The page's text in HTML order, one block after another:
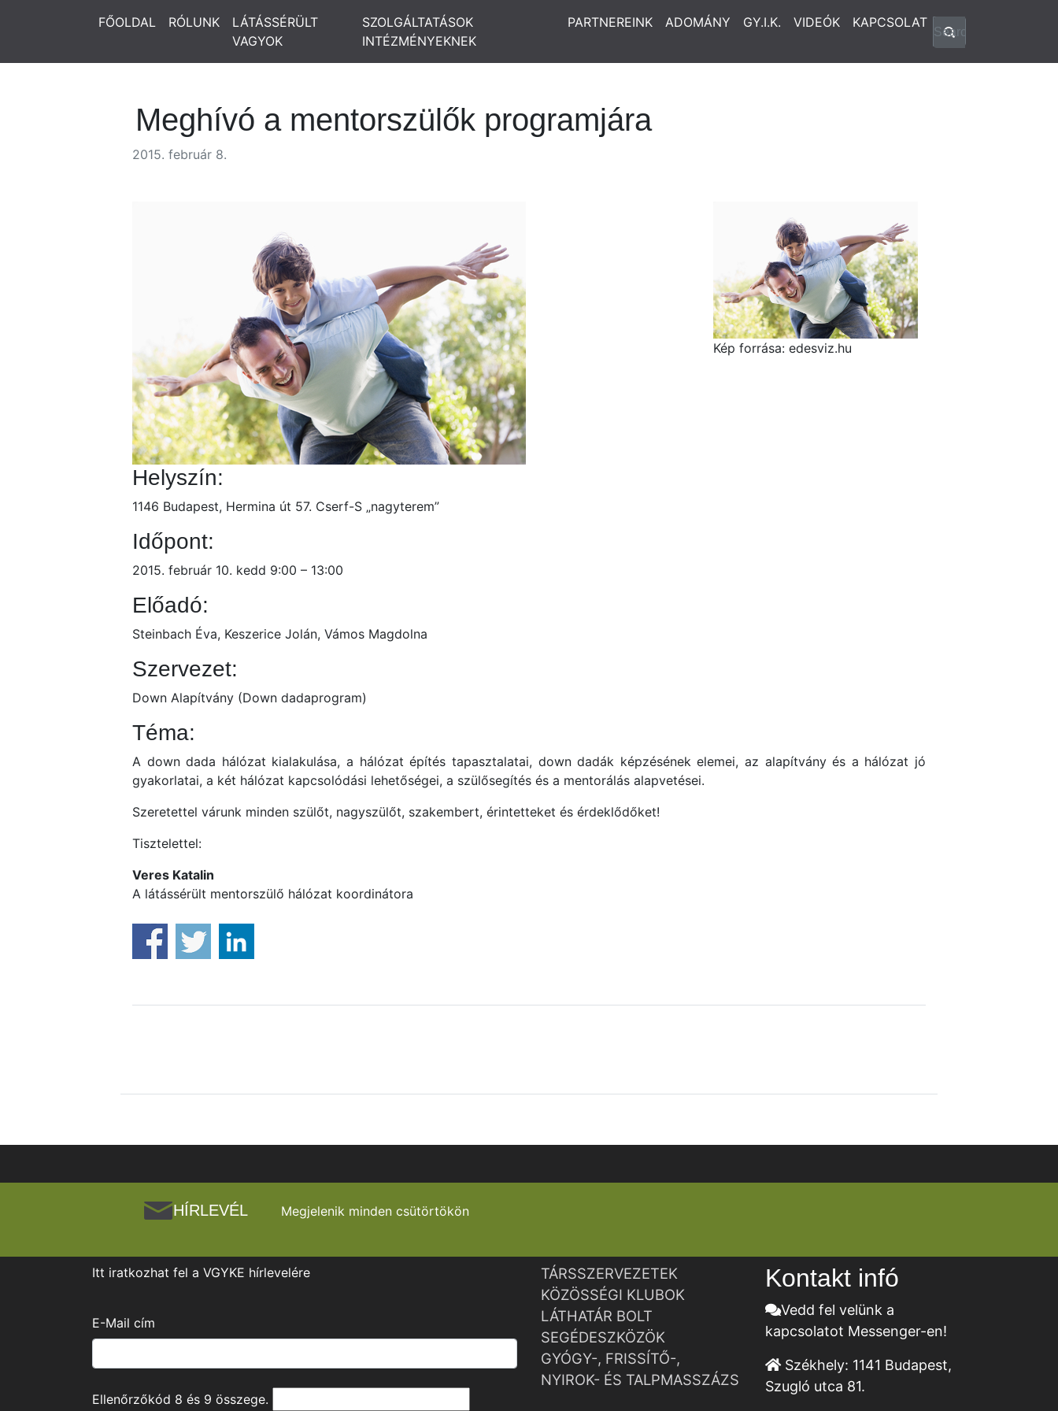
FŐOLDAL RÓLUNK
LÁTÁSSÉRÜLT
VAGYOK
SZOLGÁLTATÁSOK
INTÉZMÉNYEKNEK
PARTNEREINK ADOMÁNY GY.I.K. VIDEÓK KAPCSOLAT
Meghívó a mentorszülők programjára
2015. február 8.
Kép forrása: edesviz.hu
Helyszín:
1146 Budapest, Hermina út 57. Cserf-S „nagyterem”
Időpont:
2015. február 10. kedd 9:00 – 13:00
Előadó:
Steinbach Éva, Keszerice Jolán, Vámos Magdolna
Szervezet:
Down Alapítvány (Down dadaprogram)
Téma:
A down dada hálózat kialakulása, a hálózat építés tapasztalatai, down dadák képzésének elemei, az alapítvány és a hálózat jó
gyakorlatai, a két hálózat kapcsolódási lehetőségei, a szülősegítés és a mentorálás alapvetései.
Szeretettel várunk minden szülőt, nagyszülőt, szakembert, érintetteket és érdeklődőket!
Tisztelettel:
Veres Katalin
A látássérült mentorszülő hálózat koordinátora
HÍRLEVÉL Megjelenik minden csütörtökön
Itt iratkozhat fel a VGYKE hírlevelére
E-Mail cím
Ellenőrzőkód 8 és 9 összege.
TÁRSSZERVEZETEK
KÖZÖSSÉGI KLUBOK
LÁTHATÁR BOLT
SEGÉDESZKÖZÖK
GYÓGY-, FRISSÍTŐ-,
NYIROK- ÉS TALPMASSZÁZS
Kontakt infó
Vedd fel velünk a
kapcsolatot Messenger-en!
Székhely: 1141 Budapest,
Szugló utca 81.